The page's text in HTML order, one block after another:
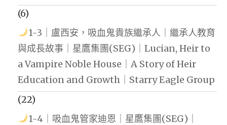
(6)
1-3｜盧西安，吸血鬼貴族繼承人｜繼承人教育
與成長故事｜星鷹集團(SEG)｜Lucian, Heir to
a Vampire Noble House｜A Story of Heir
Education and Growth｜Starry Eagle Group
(22)
1-4｜吸血鬼管家迪恩｜星鷹集團(SEG)｜